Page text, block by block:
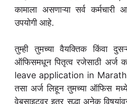
कामाला असणाऱ्या सर्व कर्मचारी
उपयोगी आहे.
तुम्ही तुमच्या वैयक्तिक किंवा
ऑफिसमधून पितृत्व रजेसाठी अर्ज
leave application in
तसा अर्ज लिहून तुमच्या ऑफिस
वेबसाइटवर इतर सुद्धा अनेक